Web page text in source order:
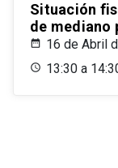
Situación
de mediano
16 de Abril
13:30 a